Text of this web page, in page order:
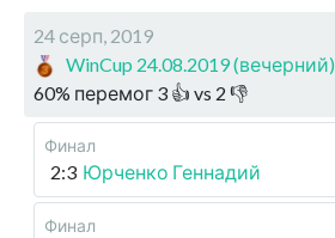
24 серп, 2019
WinCup 24.08.2019 (вечерний)
60% перемог 3 👍 vs 2 👎
Финал
2:3 Юрченко Геннадий
Финал